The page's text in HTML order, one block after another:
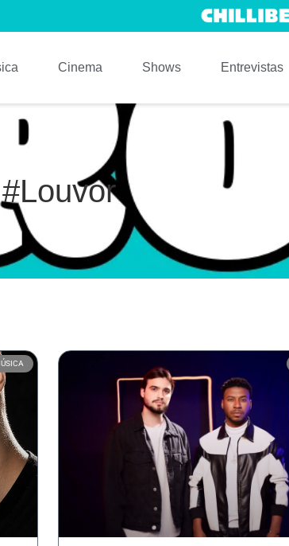
Cinema Shows Entrevistas